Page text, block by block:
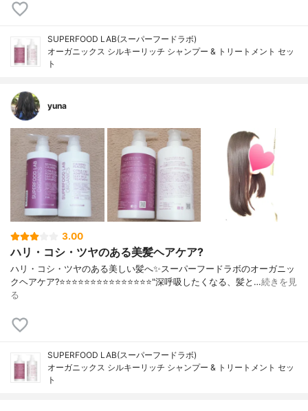
SUPERFOOD LAB(スーパーフードラボ)
オーガニックス シルキーリッチ シャンプー & トリートメント セッ
ト
yuna
3.00
ハリ・コシ・ツヤのある美髪ヘアケア?
ハリ・コシ・ツヤのある美しい髪へ✨スーパーフードラボのオーガニッ
クヘアケア?⭐️⭐️⭐️⭐️⭐️⭐️⭐️⭐️⭐️⭐️⭐️⭐️⭐️⭐️⭐️"深呼吸したくなる、髪と…続きを見
る
SUPERFOOD LAB(スーパーフードラボ)
オーガニックス シルキーリッチ シャンプー & トリートメント セッ
ト